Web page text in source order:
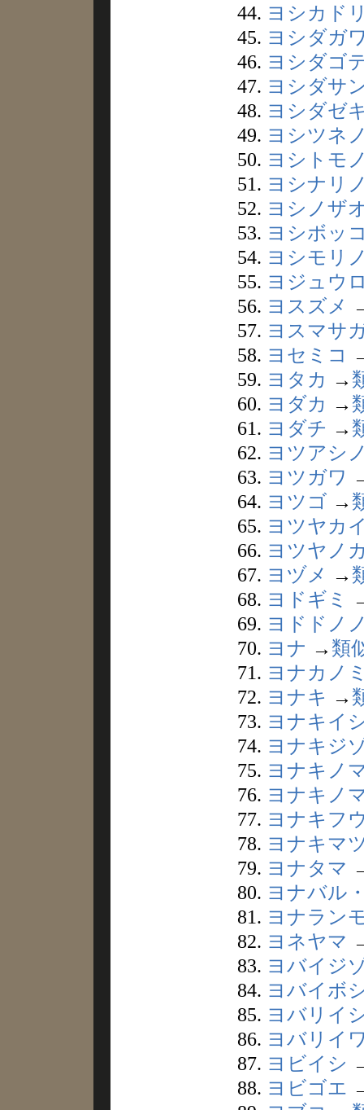
44. ヨシカド
45. ヨシダガ
46. ヨシダゴ
47. ヨシダサ
48. ヨシダゼ
49. ヨシツネ
50. ヨシトモ
51. ヨシナリ
52. ヨシノザ
53. ヨシボッ
54. ヨシモリ
55. ヨジュウ
56. ヨスズメ
57. ヨスマサ
58. ヨセミコ
59. ヨタカ →
60. ヨダカ →
61. ヨダチ →
62. ヨツアシ
63. ヨツガワ
64. ヨツゴ →
65. ヨツヤカ
66. ヨツヤノ
67. ヨヅメ →
68. ヨドギミ
69. ヨドドノ
70. ヨナ → 類
71. ヨナカノ
72. ヨナキ →
73. ヨナキイ
74. ヨナキジ
75. ヨナキノ
76. ヨナキノ
77. ヨナキフ
78. ヨナキマ
79. ヨナタマ
80. ヨナバル
81. ヨナラン
82. ヨネヤマ
83. ヨバイジ
84. ヨバイボ
85. ヨバリイ
86. ヨバリイ
87. ヨビイシ
88. ヨビゴエ